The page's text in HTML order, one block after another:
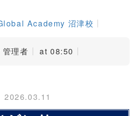
Academy 沼津校
理者 at 08:50
2026.03.11